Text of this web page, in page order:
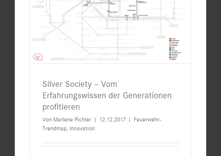
Silver Society – Vom
Erfahrungswissen der Generationen
profitieren
Von Marlene Pichler | 12.12.2017 | Feuerwehr-
Trendmap, Innovation